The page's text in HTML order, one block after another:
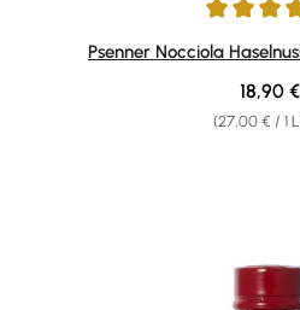
Durchschnittliche Bewertung
Psenner Nocciola
(27,00 € / 1
18,90 €